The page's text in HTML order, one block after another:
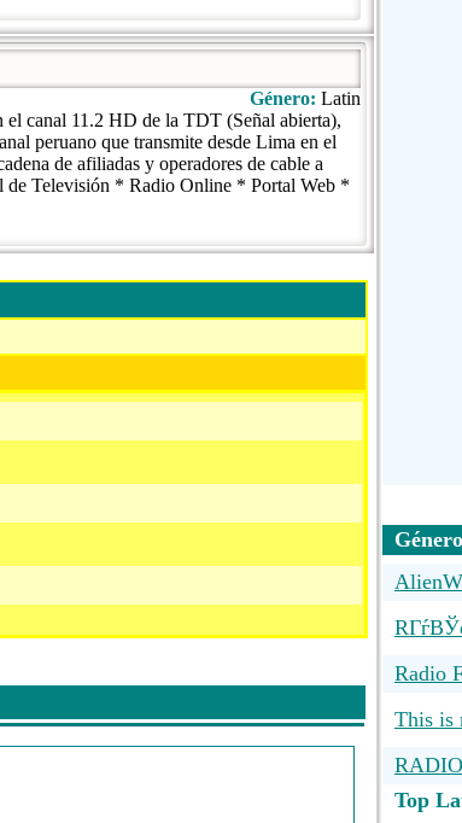
Género: Latin
canal 11.2 HD de la TDT (Señal abierta),
peruano que transmite desde Lima en el
de afiliadas y operadores de cable a
de Televisión * Radio Online * Portal Web *
Radio
This is
Top